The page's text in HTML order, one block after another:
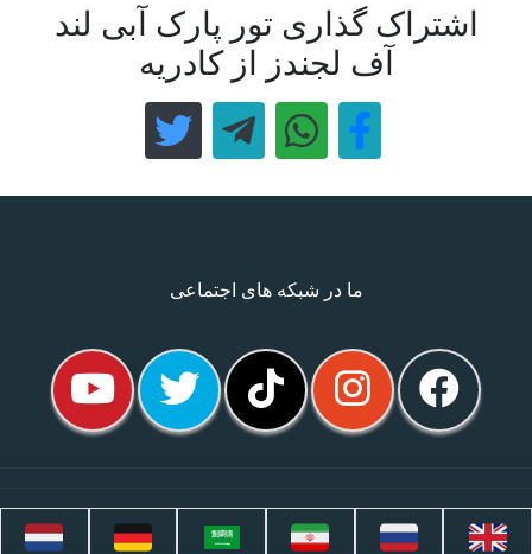
اشتراک گذاری تور پارک آبی لند
آف لجندز از کادریه
ما در شبکه های اجتماعی